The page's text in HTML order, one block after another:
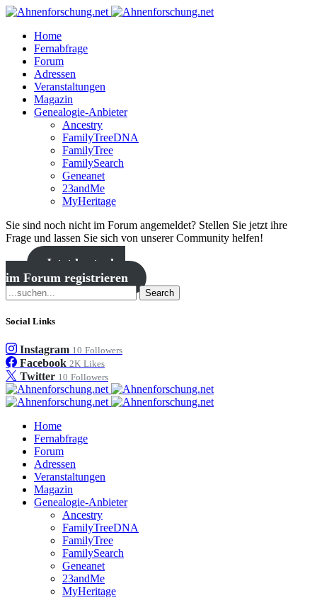
Home
Fernabfrage
Forum
Adressen
Veranstaltungen
Magazin
Genealogie-Anbieter
Ancestry
FamilyTreeDNA
FamilyTree
FamilySearch
Geneanet
23andMe
MyHeritage
Sie sind noch nicht im Forum angemeldet? Stellen Sie jetzt ihre
Frage und lassen Sie sich von unserer Community helfen!
Jetzt kostenlos
im Forum registrieren
Search
Social Links
Instagram 10 Followers
Facebook 2K Likes
Twitter 10 Followers
Home
Fernabfrage
Forum
Adressen
Veranstaltungen
Magazin
Genealogie-Anbieter
Ancestry
FamilyTreeDNA
FamilyTree
FamilySearch
Geneanet
23andMe
MyHeritage